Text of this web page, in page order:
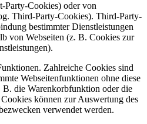
Party-Cookies) oder von
Third-Party-Cookies). Third-Party-
bestimmter Dienstleistungen
von Webseiten (z. B. Cookies zur
Zahlreiche Cookies sind
Webseitenfunktionen ohne diese
die Warenkorbfunktion oder die
können zur Auswertung des
verwendet werden.